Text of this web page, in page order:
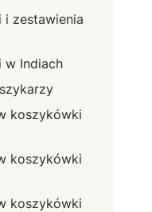
zestawienia
w Indiach
koszykówki
koszykówki
koszykówki